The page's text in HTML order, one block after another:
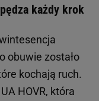
każdy krok
obuwie zostało
kochają ruch.
HOVR, która